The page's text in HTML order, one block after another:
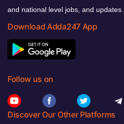
and national level jobs, and updates.
Download Adda247 App
Follow us on
Discover Our Other Platforms